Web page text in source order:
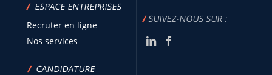
/ ESPACE ENTREPRISES
Recruter en ligne
Nos services
/ CANDIDATURE
/SUIVEZ-NOUS SUR :